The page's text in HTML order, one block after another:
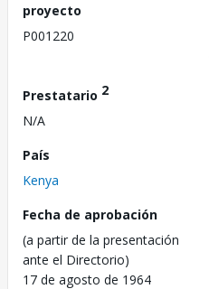
proyecto
P001220
Prestatario 2
N/A
País
Kenya
Fecha de aprobación
(a partir de la presentación
ante el Directorio)
17 de agosto de 1964